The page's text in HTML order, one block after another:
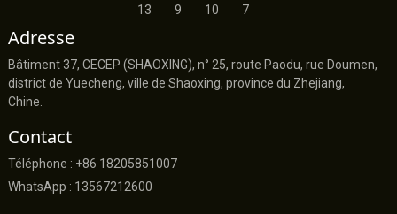
Adresse
Bâtiment 37, CECEP (SHAOXING), n° 25, route Paodu, rue Doumen,
district de Yuecheng, ville de Shaoxing, province du Zhejiang,
Chine.
Contact
Téléphone : +86 18205851007
WhatsApp : 13567212600